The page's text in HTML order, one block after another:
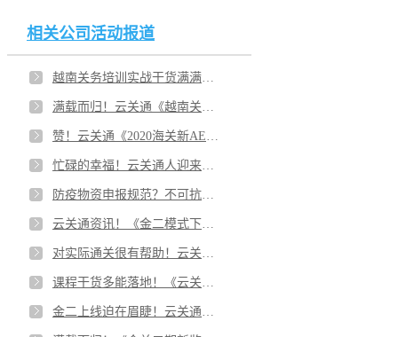
相关公司活动报道
越南关务培训实战干货满满！云关通第四期《越南关务风险管理》培训分享会成功举办！
满载而归！云关通《越南关务风险管理》培训分享会成功举办！云关通越南关务管理顾问温馨提醒
赞！云关通《2020海关新AEO认证标准解析》课程在珠海成功举办， 助力疫情后的海关认证工作！
忙碌的幸福！云关通人迎来了2020年“秋天里的暖暖下午茶”！
防疫物资申报规范？不可抗力证明？手账册业务超期？云关通教你怎么办
云关通资讯！《金二模式下小企业如何做好金二手册业务管理》专题课程在东莞广彩城酒店成功举办！
对实际通关很有帮助！云关通《2019金关二期进出口关务策划》专题培训会在珠海成功举办！
课程干货多能落地！《云关通金二上线准备及账册（手册）备案辅导》课程在珠海成功举办！
金二上线迫在眉睫！云关通《金二上线准备及账册(手册)备案辅导》专题课程成功举办！！